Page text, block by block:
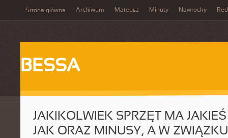
Strona główna Archiwum Mateusz Minuty Nawrocky
BESSA
JAKIKOLWIEK SPRZĘT MA
JAK ORAZ MINUSY, A W